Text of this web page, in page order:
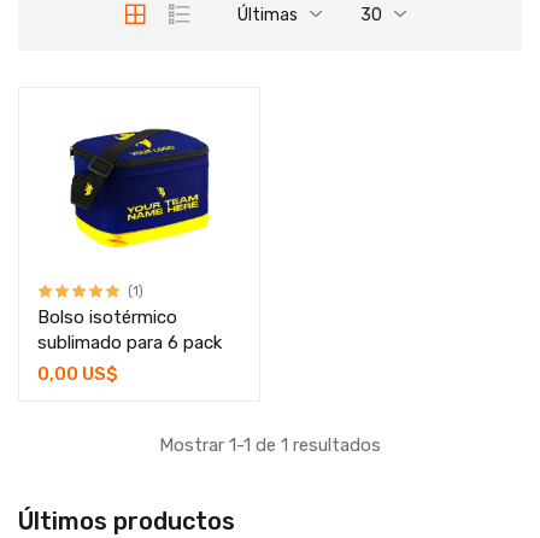
Últimos productos
Últimas 30
(1)
Bolso isotérmico
sublimado para 6 pack
0,00 US$
Mostrar 1-1 de 1 resultados